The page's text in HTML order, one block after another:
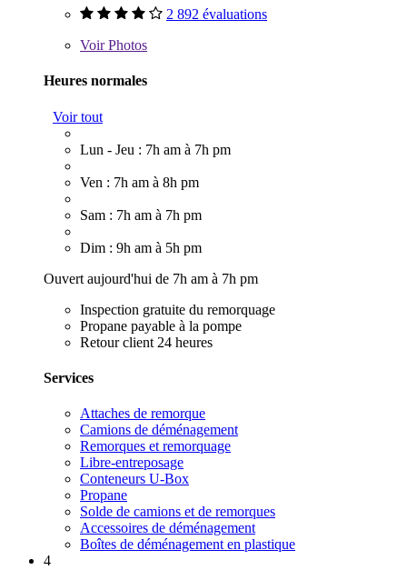
2 892 évaluations
VoirPhotos
Heures normales
Voir tout
Lun - Jeu : 7h am à 7h pm
Ven : 7h am à 8h pm
Sam : 7h am à 7h pm
Dim : 9h am à 5h pm
Ouvert aujourd'hui de 7h am à 7h pm
Inspection gratuite du remorquage
Propane payable à la pompe
Retour client 24 heures
Services
Attaches de remorque
Camions de déménagement
Remorques et remorquage
Libre-entreposage
Conteneurs U-Box
Propane
Solde de camions et de remorques
Accessoires de déménagement
Boîtes de déménagement en plastique
4